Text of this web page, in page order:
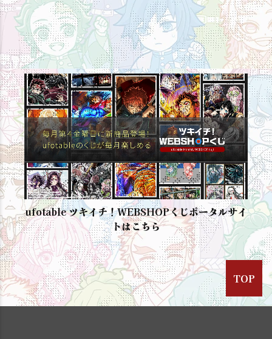
ufotable ツキイチ！WEBSHOPくじポータルサイ
トはこちら
TOP